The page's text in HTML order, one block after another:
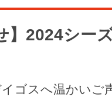
】2024シー
ゴスへ温かいご